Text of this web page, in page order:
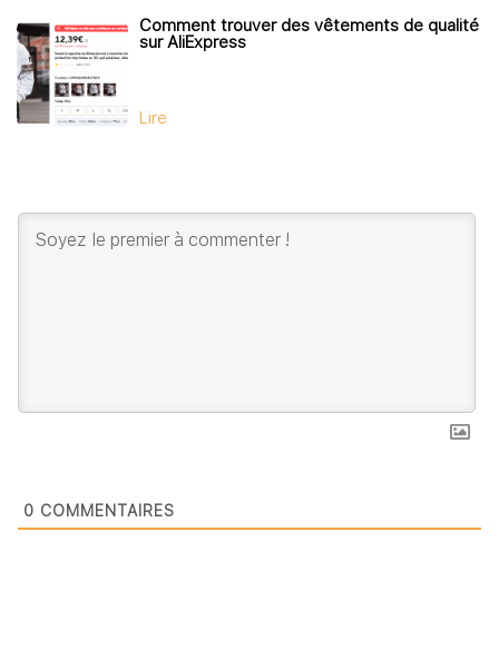
Comment trouver des vêtements de qualité
sur AliExpress
Lire
0 COMMENTAIRES